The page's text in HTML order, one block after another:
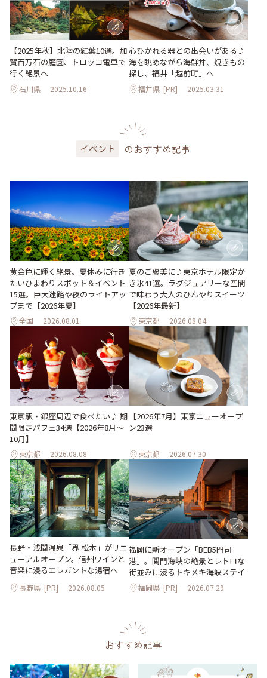
【2025年秋】北陸の紅葉10選。加
賀百万石の庭園、トロッコ電車で
行く絶景へ
石川県 2025.10.16
心ひかれる器との出会いがある♪
海を眺めながら海鮮丼、焼きもの
探し、福井「越前町」へ
福井県 [PR] 2025.03.31
イベント のおすすめ記事
黄金色に輝く絶景。夏休みに行き
たいひまわりスポット＆イベント
15選。巨大迷路や夜のライトアッ
プまで【2026年夏】
全国 2026.08.01
夏のご褒美に♪東京ホテル限定か
き氷41選。ラグジュアリーな空間
で味わう大人のひんやりスイーツ
【2026年最新】
東京都 2026.08.04
東京駅・銀座周辺で食べたい♪ 期
間限定パフェ34選【2026年8月～
10月】
東京都 2026.08.08
【2026年7月】東京ニューオープ
ン23選
東京都 2026.07.30
長野・浅間温泉「界 松本」がリニ
ューアルオープン。信州ワインと
音楽に浸るエレガントな湯宿へ
長野県 [PR] 2026.08.05
福岡に新オープン「BEB5門司
港」。関門海峡の絶景とレトロな
街並みに浸るトキメキ海峡ステイ
福岡県 [PR] 2026.07.29
おすすめ記事